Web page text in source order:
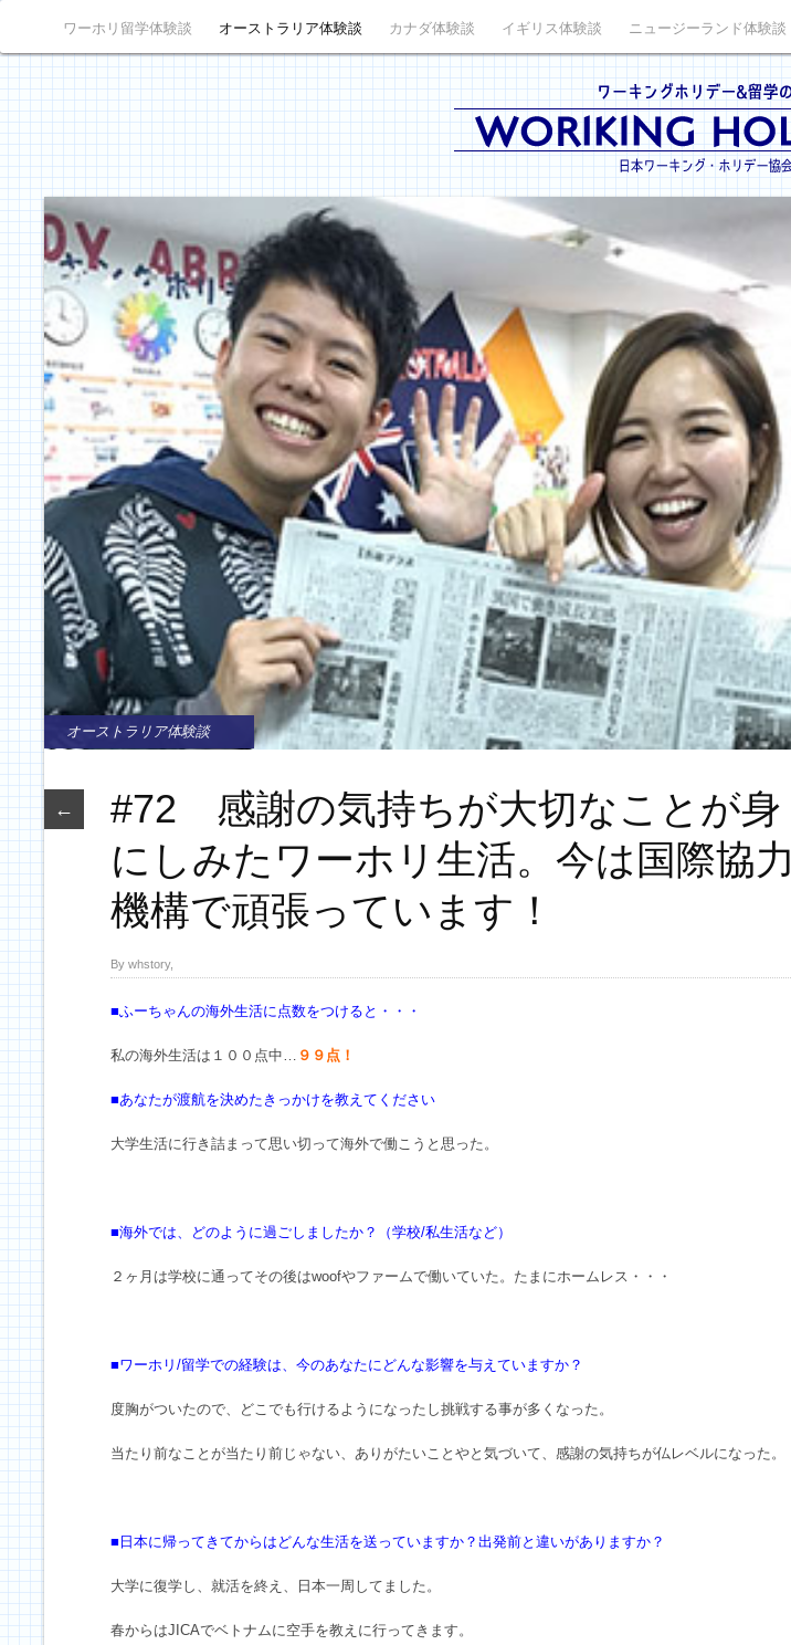
ワーホリ留学体験談 オーストラリア体験談 カナダ体験談 イギリス体験談 ニュージーランド体験談
オーストラリア体験談
←
#72 感謝の気持ちが大切なことが身
にしみたワーホリ生活。今は国際協力
機構で頑張っています！
By whstory,
■ふーちゃんの海外生活に点数をつけると・・・
私の海外生活は１００点中… ９９点！
■あなたが渡航を決めたきっかけを教えてください
大学生活に行き詰まって思い切って海外で働こうと思った。
■海外では、どのように過ごしましたか？（学校/私生活など）
２ヶ月は学校に通ってその後はwoofやファームで働いていた。たまにホームレス・・・
■ワーホリ/留学での経験は、今のあなたにどんな影響を与えていますか？
度胸がついたので、どこでも行けるようになったし挑戦する事が多くなった。
当たり前なことが当たり前じゃない、ありがたいことやと気づいて、感謝の気持ちが仏レベルになった。
■日本に帰ってきてからはどんな生活を送っていますか？出発前と違いがありますか？
大学に復学し、就活を終え、日本一周してました。
春からはJICAでベトナムに空手を教えに行ってきます。